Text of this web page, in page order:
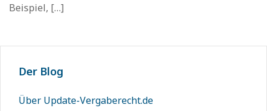
Beispiel, […]
Der Blog
Über Update-Vergaberecht.de